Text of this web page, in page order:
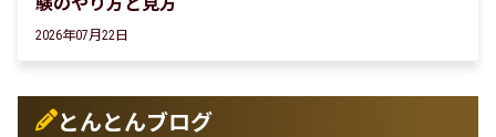
2026年07月22日
とんとんブログ